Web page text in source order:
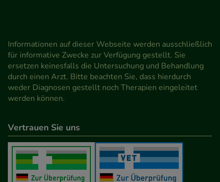
Informationen auf dieser Webseite werden ausschließlich
für informative Zwecke zur Verfügung gestellt. Sie
ersetzen keinesfalls die Untersuchung und Behandlung
durch einen Arzt. Bitte beachten Sie, dass hierdurch
weder Diagnosen gestellt noch Therapien eingeleitet
werden können.
Vertrauen Sie uns